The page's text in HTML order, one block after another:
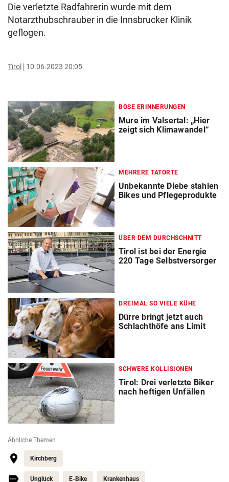
Die verletzte Radfahrerin wurde mit dem
Notarzthubschrauber in die Innsbrucker Klinik
geflogen.
Tirol 10.06.2023 20:05
BÖSE ERINNERUNGEN
Mure im Valsertal: „Hier
zeigt sich Klimawandel“
MEHRERE TATORTE
Unbekannte Diebe stahlen
Bikes und Pflegeprodukte
ÜBER DEM DURCHSCHNITT
Tirol ist bei der Energie
220 Tage Selbstversorger
DREIMAL SO VIELE KÜHE
Dürre bringt jetzt auch
Schlachthöfe ans Limit
SCHWERE KOLLISIONEN
Tirol: Drei verletzte Biker
nach heftigen Unfällen
Ähnliche Themen
Kirchberg
Unglück E-Bike Krankenhaus